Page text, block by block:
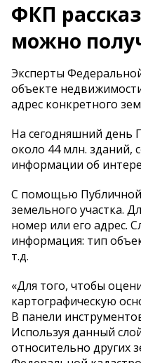
ФКП
можно
Эксперты
объекте
адрес конкретного
На сегодняшний день
около 44 млн. зданий,
информации об
С помощью Публичной
земельного участка.
номер или его адрес.
информация: тип
т.д.
«Для того, чтобы
картографическую
В панели
Используя данный
относительно других